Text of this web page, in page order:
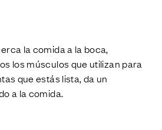
la comida a la boca,
los músculos que utilizan para
que estás lista, da un
a la comida.